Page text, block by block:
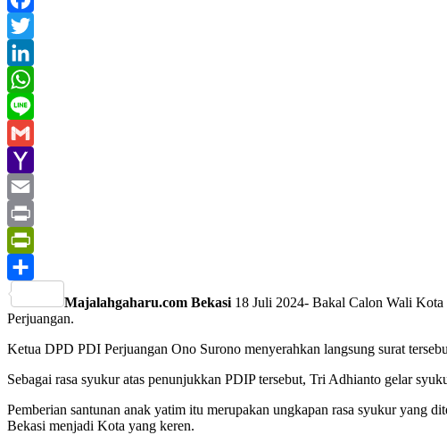
Facebook
Twitter
LinkedIn
WhatsApp
Line
Gmail
Yahoo
Mail
Email
Print
PrintFriendly
Share
Majalahgaharu.com Bekasi 18 Juli 2024- Bakal Calon Wali
Perjuangan.
Ketua DPD PDI Perjuangan Ono Surono menyerahkan langsung surat
Sebagai rasa syukur atas penunjukkan PDIP tersebut, Tri Adhianto gelar
Pemberian santunan anak yatim itu merupakan ungkapan rasa syukur yang
Bekasi menjadi Kota yang keren.